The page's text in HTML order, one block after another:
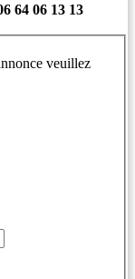
64 06 13 13
veuillez